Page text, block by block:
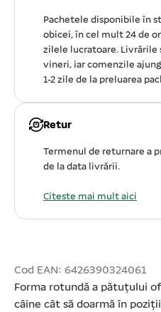
Pachetele disponibile în
obicei, în cel mult 24 de
zilele lucratoare. Livrările
vineri, iar comenzile
1-2 zile de la preluarea
Retur
Termenul de returnare a
de la data livrării.
Citeste mai mult aici
Cod EAN: 6426390324061
Forma rotundă a pătuțului
câine cât să doarmă în